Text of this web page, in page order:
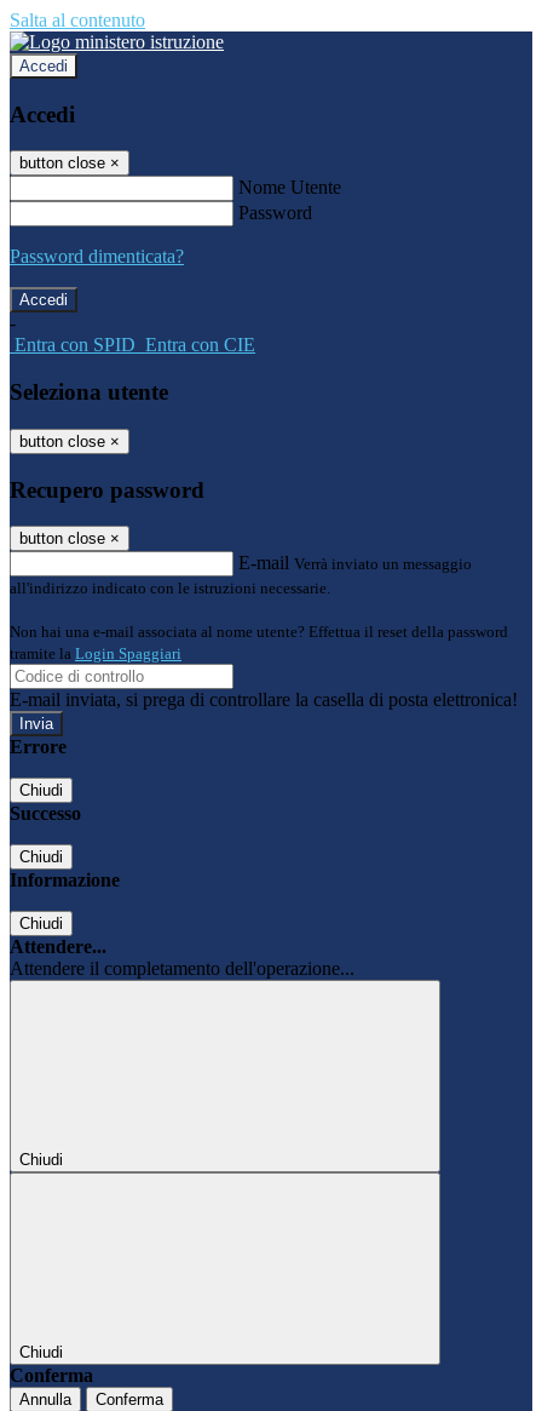
Salta al contenuto
Accedi
Accedi
button close ×
Nome Utente
Password
Password dimenticata?
-
Entra con SPID Entra con CIE
Seleziona utente
button close ×
Recupero password
button close ×
E-mail Verrà inviato un messaggio
all'indirizzo indicato con le istruzioni necessarie.
Non hai una e-mail associata al nome utente? Effettua il reset della password
tramite la Login Spaggiari
E-mail inviata, si prega di controllare la casella di posta elettronica!
Errore
Chiudi
Successo
Chiudi
Informazione
Chiudi
Attendere...
Attendere il completamento dell'operazione...
Chiudi
Chiudi
Conferma
Annulla Conferma